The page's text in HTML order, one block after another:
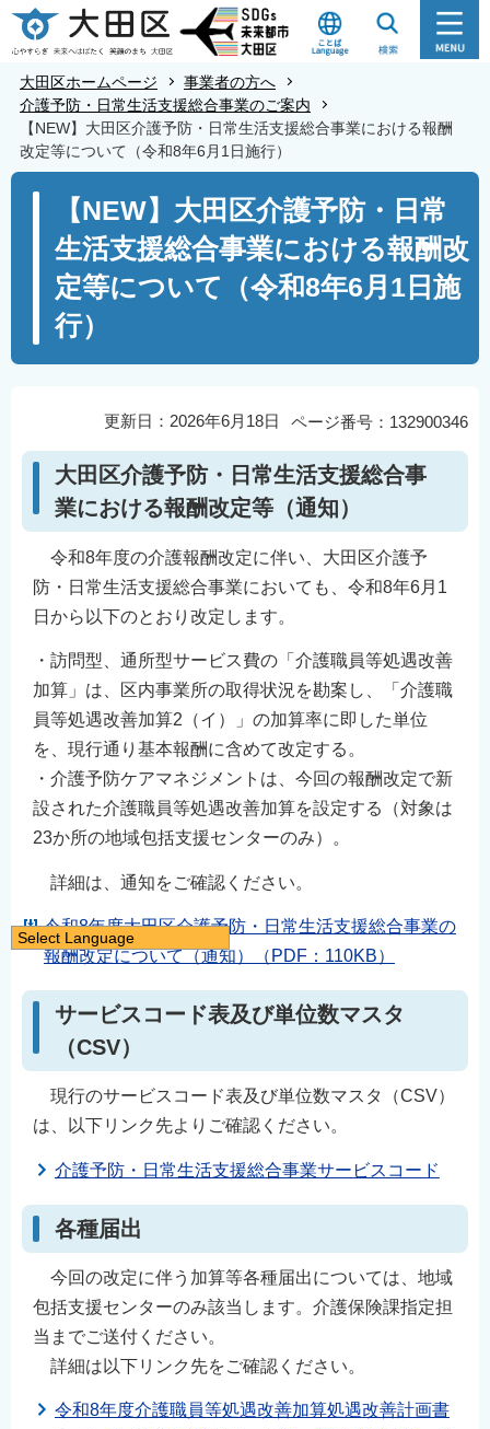
こ
の
大田区ホームページ
事業者の方へ
介護予防・日常生活支援総合事業のご案内
【NEW】大田区介護予防・日常生活支援総合事業における報酬
改定等について（令和8年6月1日施行）
【NEW】大田区介護予防・日常
生活支援総合事業における報酬改
定等について（令和8年6月1日施
行）
ページ番号：132900346
更新日：2026年6月18日
大田区介護予防・日常生活支援総合事
業における報酬改定等（通知）
令和8年度の介護報酬改定に伴い、大田区介護予
防・日常生活支援総合事業においても、令和8年6月1
日から以下のとおり改定します。
・訪問型、通所型サービス費の「介護職員等処遇改善
加算」は、区内事業所の取得状況を勘案し、「介護職
員等処遇改善加算2（イ）」の加算率に即した単位
を、現行通り基本報酬に含めて改定する。
・介護予防ケアマネジメントは、今回の報酬改定で新
設された介護職員等処遇改善加算を設定する（対象は
23か所の地域包括支援センターのみ）。
詳細は、通知をご確認ください。
令和8年度大田区介護予防・日常生活支援総合事業の
報酬改定について（通知）（PDF：110KB）
サービスコード表及び単位数マスタ
（CSV）
現行のサービスコード表及び単位数マスタ（CSV）
は、以下リンク先よりご確認ください。
介護予防・日常生活支援総合事業サービスコード
各種届出
今回の改定に伴う加算等各種届出については、地域
包括支援センターのみ該当します。介護保険課指定担
当までご送付ください。
詳細は以下リンク先をご確認ください。
令和8年度介護職員等処遇改善加算処遇改善計画書
Select Language
日本語
English
简体中文
繁體中文
한국어
नेपाली
Filipino